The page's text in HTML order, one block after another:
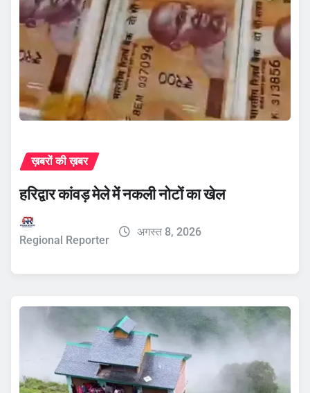
ख़बरों की ख़बर
हरिद्वार कांवड़ मेले में नकली नोटों का खेल
Regional Reporter
अगस्त 8, 2026